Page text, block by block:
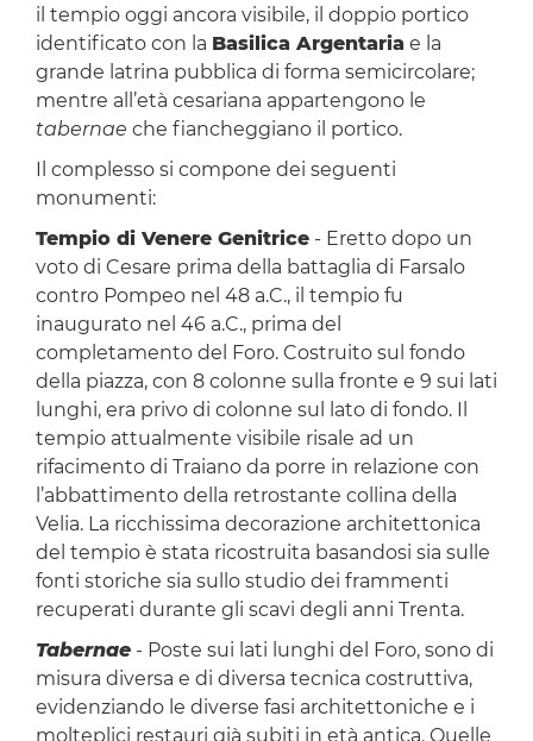
il tempio oggi ancora visibile, il doppio portico
identificato con la Basilica Argentaria e la
grande latrina pubblica di forma semicircolare;
mentre all’età cesariana appartengono le
tabernae che fiancheggiano il portico.
Il complesso si compone dei seguenti
monumenti:
Tempio di Venere Genitrice- Eretto dopo un
voto di Cesare prima della battaglia di Farsalo
contro Pompeo nel 48 a.C., il tempio fu
inaugurato nel 46 a.C., prima del
completamento del Foro. Costruito sul fondo
della piazza, con 8 colonne sulla fronte e 9 sui lati
lunghi, era privo di colonne sul lato di fondo. Il
tempio attualmente visibile risale ad un
rifacimento di Traiano da porre in relazione con
l’abbattimento della retrostante collina della
Velia. La ricchissima decorazione architettonica
del tempio è stata ricostruita basandosi sia sulle
fonti storiche sia sullo studio dei frammenti
recuperati durante gli scavi degli anni Trenta.
Tabernae- Poste sui lati lunghi del Foro, sono di
misura diversa e di diversa tecnica costruttiva,
evidenziando le diverse fasi architettoniche e i
molteplici restauri già subiti in età antica. Quelle